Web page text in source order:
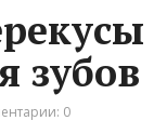
зубов
0